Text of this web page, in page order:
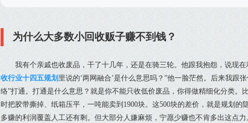
为什么大多数小回收贩子赚不到钱？
我有个亲戚也收废品，干了十几年，还是在骑三轮。他跟我抱怨，说现
收行业十四五规划 里说的‘两网融合’是什么意思吗？”他一脸茫然。后来我跟
络”打通。打通是什么意思？就是你不能只收低价废品，你得做精细化分类。
时把胶带撕掉、纸箱压平，一吨能卖到1900块。这500块的差价，就是规划
多赚的利润覆盖人工还有剩。但大部分人嫌麻烦，宁愿少赚也不肯多出这点力